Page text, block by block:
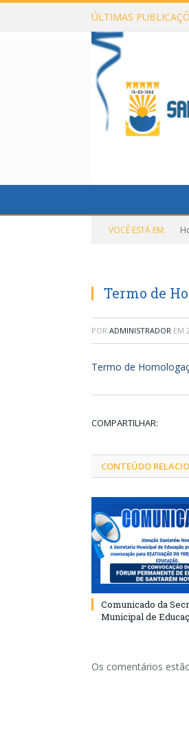
ÚLTIMAS
VOCÊ ESTÁ EM:
Termo de
POR ADMINISTRADOR EM
Termo de
COMPARTILHAR:
CONTEÚDO
Comunicado da
Municipal de
Os comentários